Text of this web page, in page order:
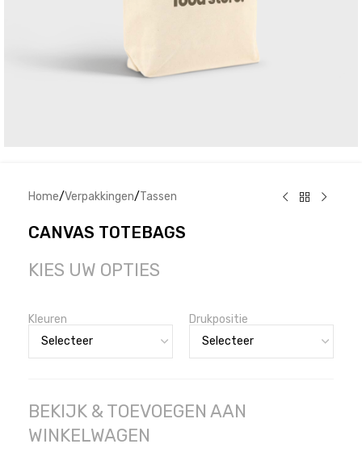
Home/Verpakkingen/Tassen
CANVAS TOTEBAGS
KIES UW OPTIES
Kleuren Drukpositie
BEKIJK & TOEVOEGEN AAN
WINKELWAGEN